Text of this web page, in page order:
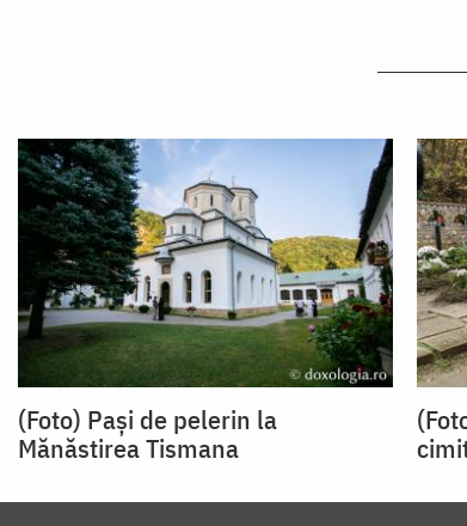
(Foto) Pași de pelerin la
Mănăstirea Tismana